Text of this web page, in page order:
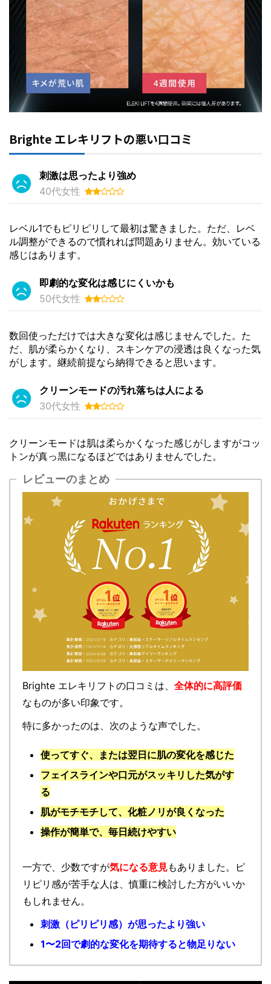
Brighte エレキリフトの悪い口コミ
刺激は思ったより強め
40代女性
レベル1でもピリピリして最初は驚きました。ただ、レベ
ル調整ができるので慣れれば問題ありません。効いている
感じはあります。
即劇的な変化は感じにくいかも
50代女性
数回使っただけでは大きな変化は感じませんでした。た
だ、肌が柔らかくなり、スキンケアの浸透は良くなった気
がします。継続前提なら納得できると思います。
クリーンモードの汚れ落ちは人による
30代女性
クリーンモードは肌は柔らかくなった感じがしますがコッ
トンが真っ黒になるほどではありませんでした。
レビューのまとめ
Brighte エレキリフトの口コミは、 全体的に高評価
なものが多い印象です。
特に多かったのは、次のような声でした。
使ってすぐ、または翌日に肌の変化を感じた
フェイスラインや口元がスッキリした気がす
る
肌がモチモチして、化粧ノリが良くなった
操作が簡単で、毎日続けやすい
一方で、少数ですが気になる意見もありました。ピ
リピリ感が苦手な人は、慎重に検討した方がいいか
もしれません。
刺激（ピリピリ感）が思ったより強い
1〜2回で劇的な変化を期待すると物足りない